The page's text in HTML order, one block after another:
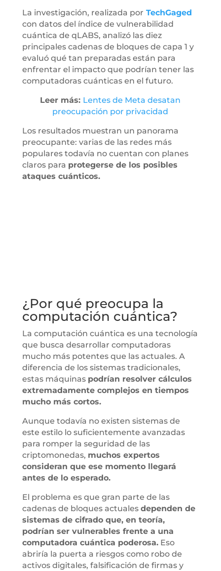
La investigación, realizada por TechGaged
con datos del índice de vulnerabilidad
cuántica de qLABS, analizó las diez
principales cadenas de bloques de capa 1 y
evaluó qué tan preparadas están para
enfrentar el impacto que podrían tener las
computadoras cuánticas en el futuro.
Leer más: Lentes de Meta desatan
preocupación por privacidad
Los resultados muestran un panorama
preocupante: varias de las redes más
populares todavía no cuentan con planes
claros para protegerse de los posibles
ataques cuánticos.
¿Por qué preocupa la
computación cuántica?
La computación cuántica es una tecnología
que busca desarrollar computadoras
mucho más potentes que las actuales. A
diferencia de los sistemas tradicionales,
estas máquinas podrían resolver cálculos
extremadamente complejos en tiempos
mucho más cortos.
Aunque todavía no existen sistemas de
este estilo lo suficientemente avanzadas
para romper la seguridad de las
criptomonedas, muchos expertos
consideran que ese momento llegará
antes de lo esperado.
El problema es que gran parte de las
cadenas de bloques actuales dependen de
sistemas de cifrado que, en teoría,
podrían ser vulnerables frente a una
computadora cuántica poderosa.Eso
abriría la puerta a riesgos como robo de
activos digitales, falsificación de firmas y